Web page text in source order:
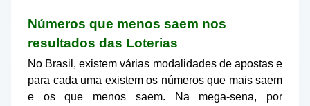
Números que menos saem nos
resultados das Loterias
No Brasil, existem várias modalidades de apostas e
para cada uma existem os números que mais saem
e os que menos saem. Na mega-sena, por